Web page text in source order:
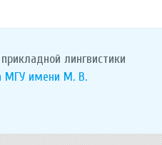
лингвистики
МГУ имени М. В.